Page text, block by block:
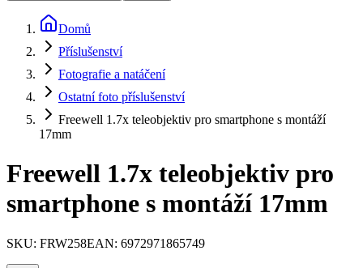
Domů
Příslušenství
Fotografie a natáčení
Ostatní foto příslušenství
Freewell 1.7x teleobjektiv pro smartphone s montáží
17mm
Freewell 1.7x teleobjektiv pro
smartphone s montáží 17mm
SKU: FRW258EAN: 6972971865749